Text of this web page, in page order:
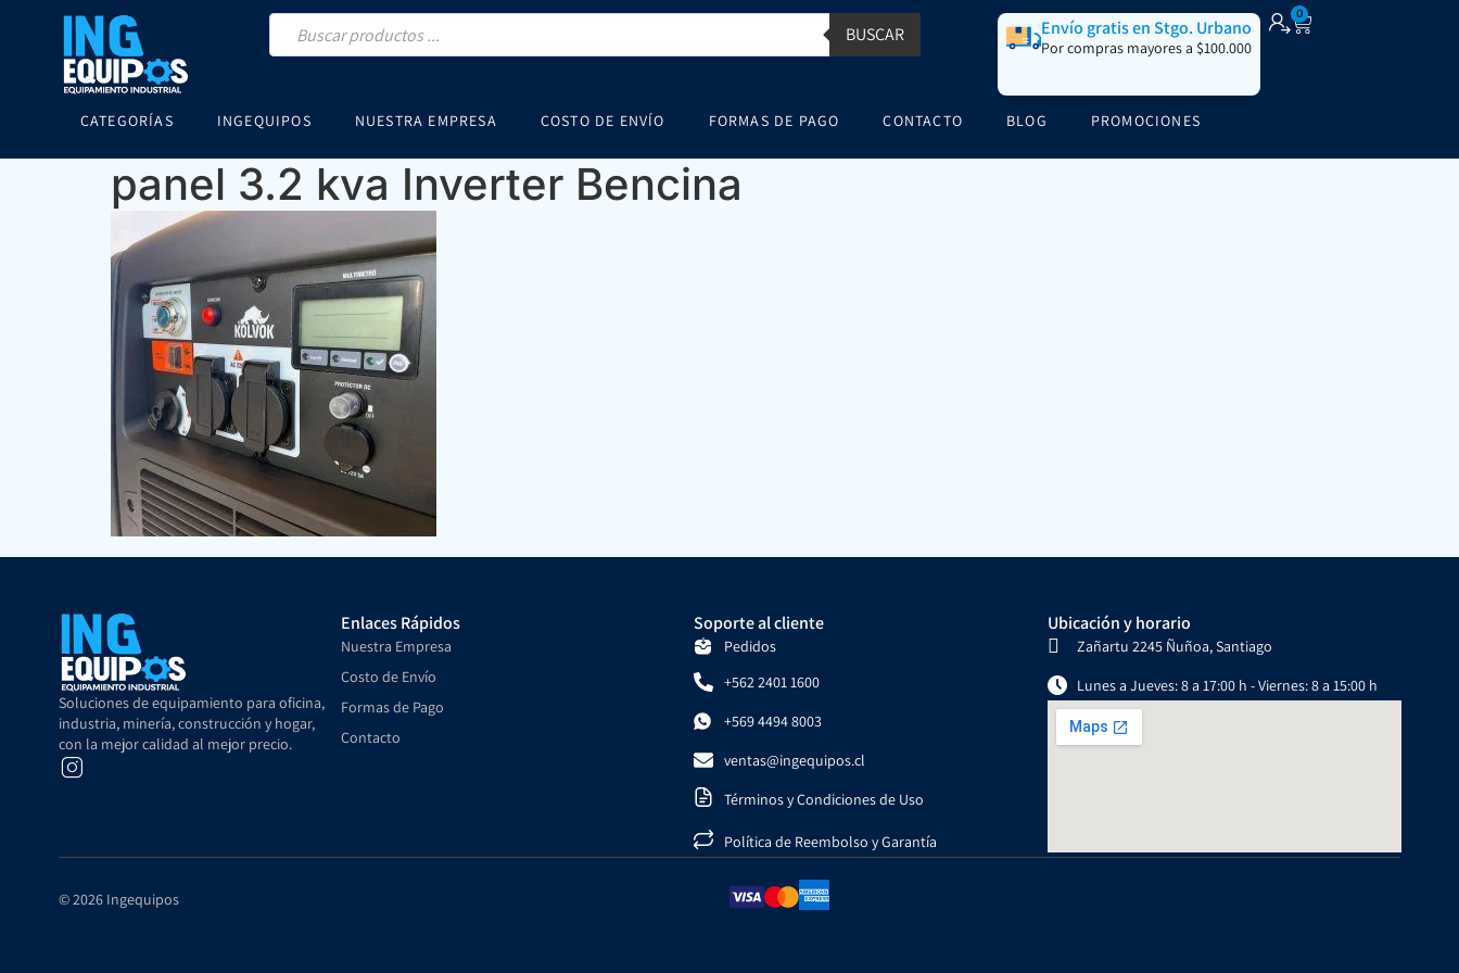
BUSCAR Envío gratis en Stgo. Urbano
Por compras mayores a $100.000
0
CATEGORÍAS INGEQUIPOS NUESTRA EMPRESA COSTO DE ENVÍO FORMAS DE PAGO CONTACTO BLOG PROMOCIONES
panel 3.2 kva Inverter Bencina
Soluciones de equipamiento para oficina,
industria, minería, construcción y hogar,
con la mejor calidad al mejor precio.
Enlaces Rápidos
Nuestra Empresa
Costo de Envío
Formas de Pago
Contacto
Soporte al cliente
Pedidos
+562 2401 1600
+569 4494 8003
ventas@ingequipos.cl
Términos y Condiciones de Uso
Política de Reembolso y Garantía
Ubicación y horario
Zañartu 2245 Ñuñoa, Santiago
Lunes a Jueves: 8 a 17:00 h - Viernes: 8 a 15:00 h
© 2026 Ingequipos